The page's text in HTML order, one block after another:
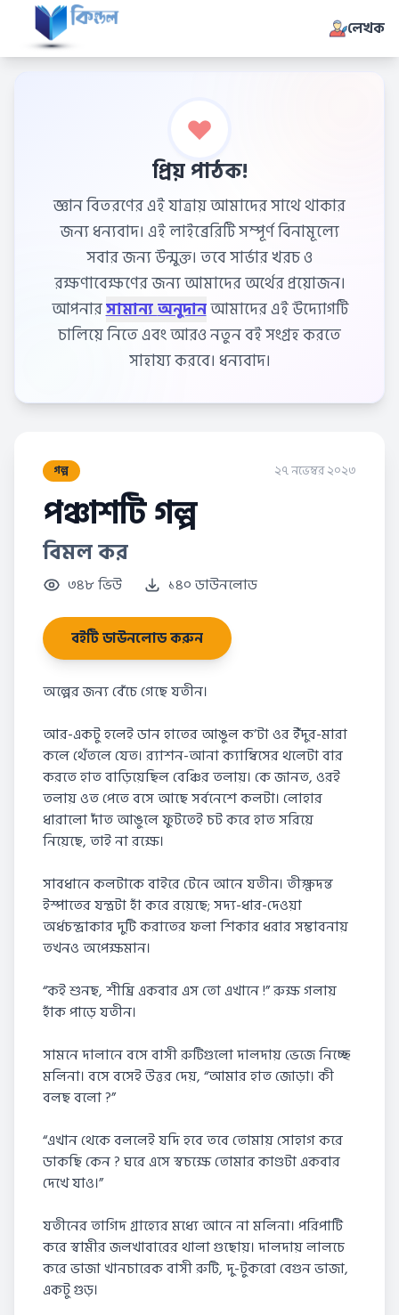
লেখক
প্রিয় পাঠক!
জ্ঞান বিতরণের এই যাত্রায় আমাদের সাথে থাকার
জন্য ধন্যবাদ। এই লাইব্রেরিটি সম্পূর্ণ বিনামূল্যে
সবার জন্য উন্মুক্ত। তবে সার্ভার খরচ ও
রক্ষণাবেক্ষণের জন্য আমাদের অর্থের প্রয়োজন।
আপনার
সামান্য অনুদানআমাদের এই উদ্যোগটি
চালিয়ে নিতে এবং আরও নতুন বই সংগ্রহ করতে
সাহায্য করবে। ধন্যবাদ।
গল্প ২৭ নভেম্বর ২০২৩
পঞ্চাশটি গল্প
বিমল কর
৩৪৮ ভিউ ১৪০ ডাউনলোড
বইটি ডাউনলোড করুন
অল্পের জন্য বেঁচে গেছে যতীন।
আর-একটু হলেই ডান হাতের আঙুল ক’টা ওর ইঁদুর-মারা
কলে থেঁতলে যেত। র‍্যাশন-আনা ক্যাম্বিসের থলেটা বার
করতে হাত বাড়িয়েছিল বেঞ্চির তলায়। কে জানত, ওরই
তলায় ওত পেতে বসে আছে সর্বনেশে কলটা। লোহার
ধারালো দাঁত আঙুলে ফুটতেই চট করে হাত সরিয়ে
নিয়েছে, তাই না রক্ষে।
সাবধানে কলটাকে বাইরে টেনে আনে যতীন। তীক্ষ্ণদন্ত
ইস্পাতের যন্ত্রটা হাঁ করে রয়েছে; সদ্য-ধার-দেওয়া
অর্ধচন্দ্রাকার দুটি করাতের ফলা শিকার ধরার সম্ভাবনায়
তখনও অপেক্ষমান।
“কই শুনছ, শীঘ্রি একবার এস তো এখানে !” রুক্ষ গলায়
হাঁক পাড়ে যতীন।
সামনে দালানে বসে বাসী রুটিগুলো দালদায় ভেজে নিচ্ছে
মলিনা। বসে বসেই উত্তর দেয়, “আমার হাত জোড়া। কী
বলছ বলো ?”
“এখান থেকে বললেই যদি হবে তবে তোমায় সোহাগ করে
ডাকছি কেন ? ঘরে এসে স্বচক্ষে তোমার কাণ্ডটা একবার
দেখে যাও।”
যতীনের তাগিদ গ্রাহ্যের মধ্যে আনে না মলিনা। পরিপাটি
করে স্বামীর জলখাবারের থালা গুছোয়। দালদায় লালচে
করে ভাজা খানচারেক বাসী রুটি, দু-টুকরো বেগুন ভাজা,
একটু গুড়।